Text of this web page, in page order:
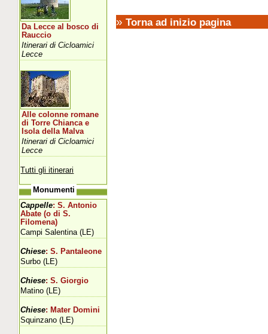
» Torna ad inizio pagina
Da Lecce al bosco di
Rauccio
Itinerari di Cicloamici
Lecce
Alle colonne romane
di Torre Chianca e
Isola della Malva
Itinerari di Cicloamici
Lecce
Tutti gli itinerari
Monumenti
Cappelle: S. Antonio
Abate (o di S.
Filomena)
Campi Salentina (LE)
Chiese: S. Pantaleone
Surbo (LE)
Chiese: S. Giorgio
Matino (LE)
Chiese: Mater Domini
Squinzano (LE)